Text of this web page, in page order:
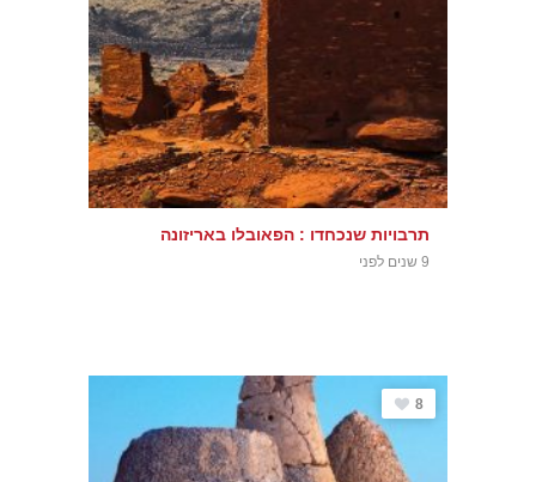
תרבויות שנכחדו : הפאובלו באריזונה
9 שנים לפני
8